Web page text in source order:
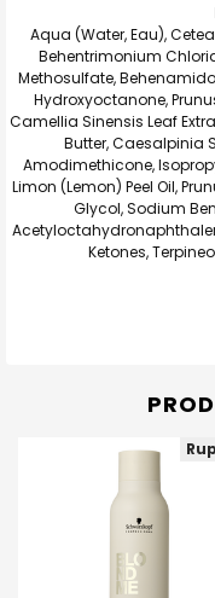
Aqua (Water, Eau),
Behentrimonium
Methosulfate,
Hydroxyoctanone,
Camellia Sinensis Leaf
Butter, Caesalpinia
Amodimethicone,
Limon (Lemon) Peel Oil,
Glycol, Sodium
Ketones,